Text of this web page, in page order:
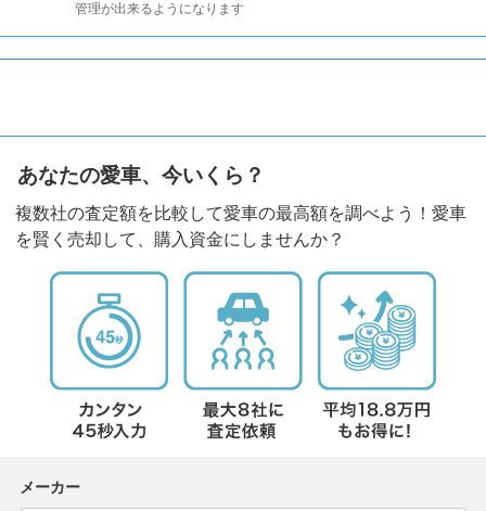
管理が出来るようになります
あなたの愛車、今いくら？
複数社の査定額を比較して愛車の最高額を調べよう！愛車
を賢く売却して、購入資金にしませんか？
メーカー